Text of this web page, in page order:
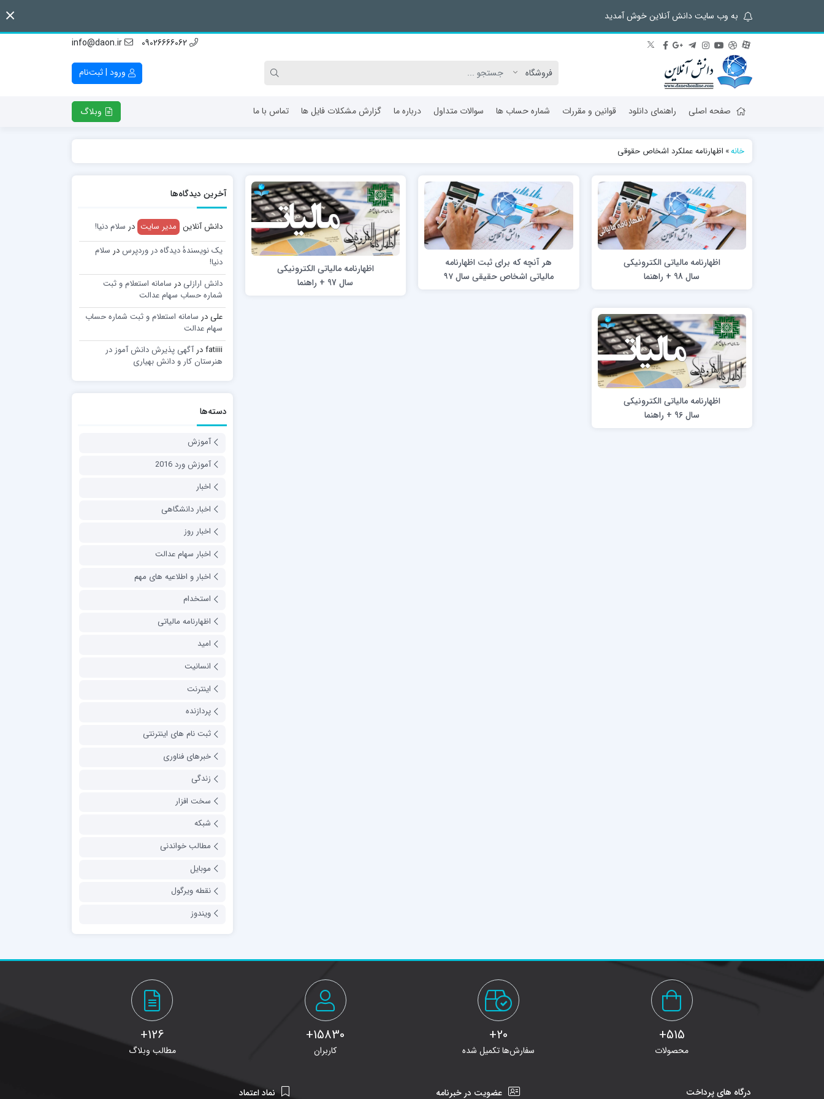
به وب سایت دانش آنلاین خوش آمدید
09026666062
info@daon.ir
ورود | ثبت‌نام
صفحه اصلی راهنمای دانلود قوانین و مقررات شماره حساب ها سوالات متداول درباره ما گزارش مشکلات فایل ها تماس با ما وبلاگ
خانه» اظهارنامه عملکرد اشخاص حقوقی
اظهارنامه مالیاتی الکترونیکی
سال 98 + راهنما
هر آنچه که برای ثبت اظهارنامه
مالیاتی اشخاص حقیقی سال ۹۷
باید بدانید
اظهارنامه مالیاتی الکترونیکی
سال 97 + راهنما
اظهارنامه مالیاتی الکترونیکی
سال 96 + راهنما
آخرین دیدگاه‌ها
دانش آنلاین مدیر سایت در سلام دنیا!
یک نویسندهٔ دیدگاه در وردپرس در سلام
دنیا!
دانش ارازلی در سامانه استعلام و ثبت
شماره حساب سهام عدالت
علیدر سامانه استعلام و ثبت شماره حساب
سهام عدالت
fatiiiiدرآگهی پذیرش دانش آموز در
هنرستان کار و دانش بهیاری
دسته‌ها
آموزش
آموزش ورد 2016
اخبار
اخبار دانشگاهی
اخبار روز
اخبار سهام عدالت
اخبار و اطلاعیه های مهم
استخدام
اظهارنامه مالیاتی
امید
انسانیت
اینترنت
پردازنده
ثبت نام های اینترنتی
خبرهای فناوری
زندگی
سخت افزار
شبکه
مطالب خواندنی
موبایل
نقطه ویرگول
ویندوز
515+
محصولات
20+
سفارش‌ها تکمیل شده
15830+
کاربران
126+
مطالب وبلاگ
درگاه های پرداخت عضویت در خبرنامه نماد اعتماد